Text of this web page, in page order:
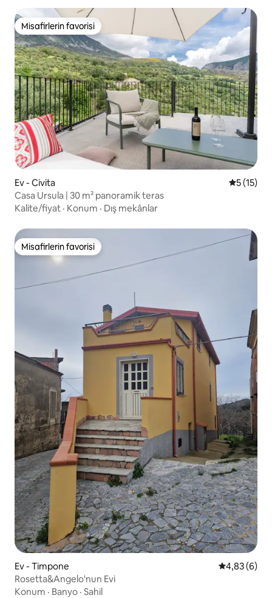
Misafirlerin favorisi
Misafirlerin favorisi
Ev - Civita 55 (15)
Casa Ursula | 30 m² panoramik teras
Kalite/fiyat · Konum · Dış mekânlar
Misafirlerin favorisi
Misafirlerin favorisi
Ev - Timpone 5 üzerinden
4,83 (6)
Rosetta&Angelo'nun Evi
Konum · Banyo · Sahil